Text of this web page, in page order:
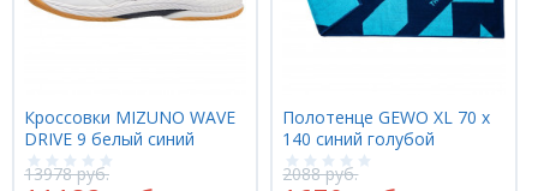
Кроссовки MIZUNO WAVE
DRIVE 9 белый синий
13978 руб.
Полотенце GEWO XL 70 х
140 синий голубой
2088 руб.